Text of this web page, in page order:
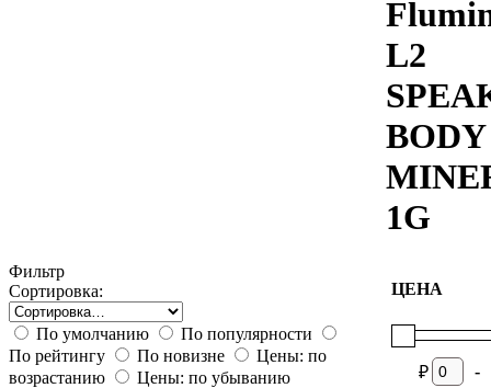
L2
BODY
1G
Фильтр
Сортировка:
По умолчанию
По популярности
По рейтингу
По новизне
Цены: по
возрастанию
Цены: по убыванию
ЦЕНА
₽ -